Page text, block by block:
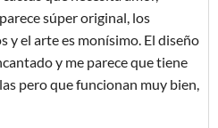
súper original, los
y el arte es monísimo. El diseño
y me parece que tiene
pero que funcionan muy bien,